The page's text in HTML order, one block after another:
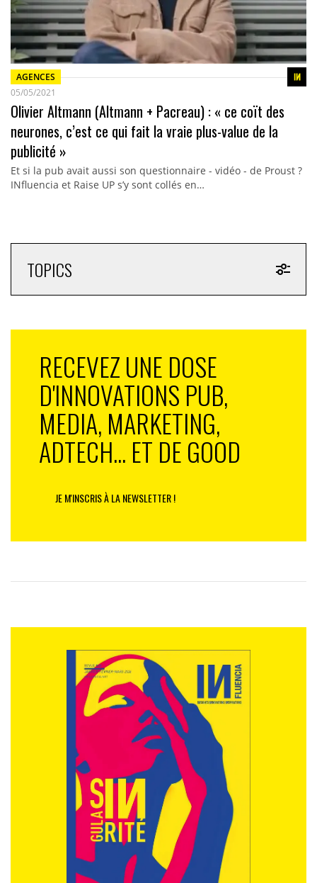
AGENCES
05/05/2021
Olivier Altmann (Altmann + Pacreau) : « ce coït des
neurones, c’est ce qui fait la vraie plus-value de la
publicité »
Et si la pub avait aussi son questionnaire - vidéo - de Proust ?
INfluencia et Raise UP s’y sont collés en…
TOPICS
RECEVEZ UNE DOSE
D'INNOVATIONS PUB,
MEDIA, MARKETING,
ADTECH... ET DE GOOD
JE M'INSCRIS À LA NEWSLETTER !